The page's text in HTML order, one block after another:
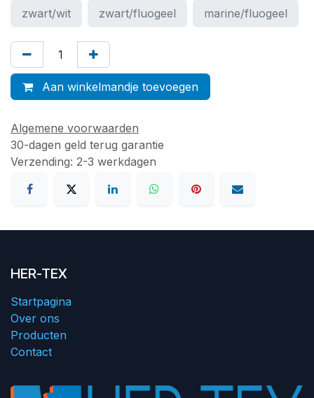
zwart/wit zwart/fluogeel marine/fluogeel
Aan winkelmandje toevoegen
Algemene voorwaarden
30-dagen geld terug garantie
Verzending: 2-3 werkdagen
HER-TEX
Startpagina
Over ons
Producten
Contact